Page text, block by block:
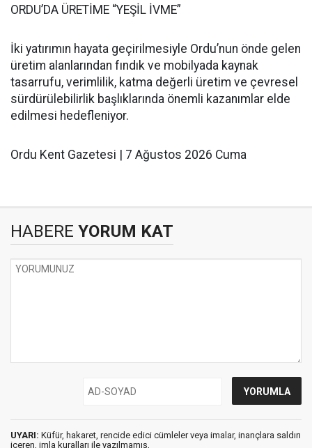
ORDU’DA ÜRETİME “YEŞİL İVME”
İki yatırımın hayata geçirilmesiyle Ordu’nun önde gelen
üretim alanlarından fındık ve mobilyada kaynak
tasarrufu, verimlilik, katma değerli üretim ve çevresel
sürdürülebilirlik başlıklarında önemli kazanımlar elde
edilmesi hedefleniyor.
Ordu Kent Gazetesi | 7 Ağustos 2026 Cuma
HABERE YORUM KAT
UYARI: Küfür, hakaret, rencide edici cümleler veya imalar, inançlara saldırı
içeren, imla kuralları ile yazılmamış,